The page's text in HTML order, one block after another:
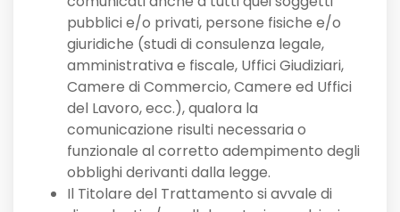
pubblici e/o privati, persone fisiche e/o
giuridiche (studi di consulenza legale,
amministrativa e fiscale, Uffici Giudiziari,
Camere di Commercio, Camere ed Uffici
del Lavoro, ecc.), qualora la
comunicazione risulti necessaria o
funzionale al corretto adempimento degli
obblighi derivanti dalla legge.
Il Titolare del Trattamento si avvale di